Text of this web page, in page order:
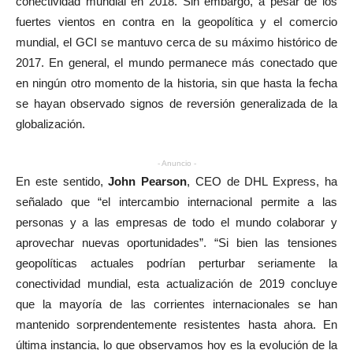
fuertes vientos en contra en la geopolítica y el comercio
mundial, el GCI se mantuvo cerca de su máximo histórico de
2017. En general, el mundo permanece más conectado que
en ningún otro momento de la historia, sin que hasta la fecha
se hayan observado signos de reversión generalizada de la
globalización.
- Anuncio -
En este sentido,John Pearson, CEO de DHL Express, ha
señalado que “el intercambio internacional permite a las
personas y a las empresas de todo el mundo colaborar y
aprovechar nuevas oportunidades”. “Si bien las tensiones
geopolíticas actuales podrían perturbar seriamente la
conectividad mundial, esta actualización de 2019 concluye
que la mayoría de las corrientes internacionales se han
mantenido sorprendentemente resistentes hasta ahora. En
última instancia, lo que observamos hoy es la evolución de la